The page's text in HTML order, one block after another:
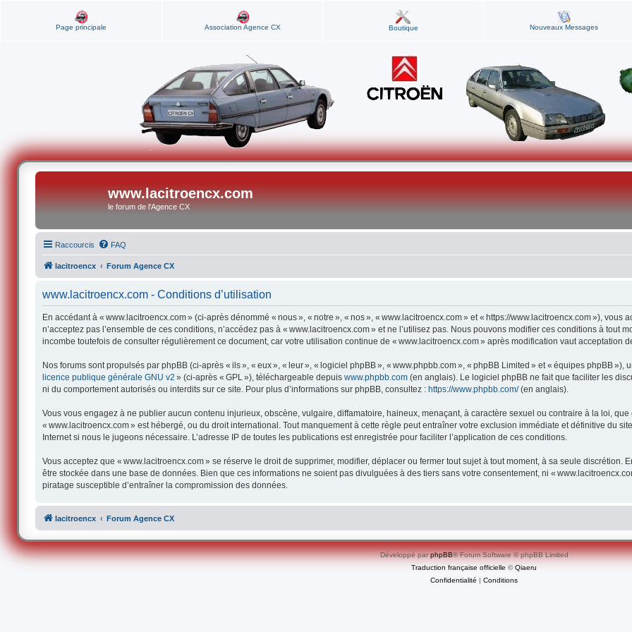
Page principale Association Agence CX Boutique Nouveaux Messages
www.lacitroencx.com
le forum de l'Agence CX
Raccourcis FAQ
lacitroencx Forum Agence CX
www.lacitroencx.com - Conditions d’utilisation
En accédant à « www.lacitroencx.com » (ci-après dénommé « nous », « notre », « nos », « www.lacitroencx.com » et « https://www.lacitroencx.com »),
n’acceptez pas l’ensemble de ces conditions, n’accédez pas à « www.lacitroencx.com » et ne l’utilisez pas. Nous pouvons modifier ces conditions à tout
incombe toutefois de consulter régulièrement ce document, car votre utilisation continue de « www.lacitroencx.com » après modification vaut acceptation
Nos forums sont propulsés par phpBB (ci-après « ils », « eux », « leur », « logiciel phpBB », « www.phpbb.com », « phpBB Limited » et « équipes phpBB
licence publique générale GNU v2 » (ci-après « GPL »), téléchargeable depuiswww.phpbb.com (en anglais). Le logiciel phpBB ne fait que faciliter les
ni du comportement autorisés ou interdits sur ce site. Pour plus d’informations sur phpBB, consultez : https://www.phpbb.com/(en anglais).
Vous vous engagez à ne publier aucun contenu injurieux, obscène, vulgaire, diffamatoire, haineux, menaçant, à caractère sexuel ou contraire à la loi,
« www.lacitroencx.com » est hébergé, ou du droit international. Tout manquement à cette règle peut entraîner votre exclusion immédiate et définitive du
Internet si nous le jugeons nécessaire. L’adresse IP de toutes les publications est enregistrée pour faciliter l’application de ces conditions.
Vous acceptez que « www.lacitroencx.com » se réserve le droit de supprimer, modifier, déplacer ou fermer tout sujet à tout moment, à sa seule discrétion.
être stockée dans une base de données. Bien que ces informations ne soient pas divulguées à des tiers sans votre consentement, ni «
piratage susceptible d’entraîner la compromission des données.
lacitroencx Forum Agence CX
Développé parphpBB® Forum Software © phpBB Limited
Traduction française officielle ©Qiaeru
Confidentialité | Conditions